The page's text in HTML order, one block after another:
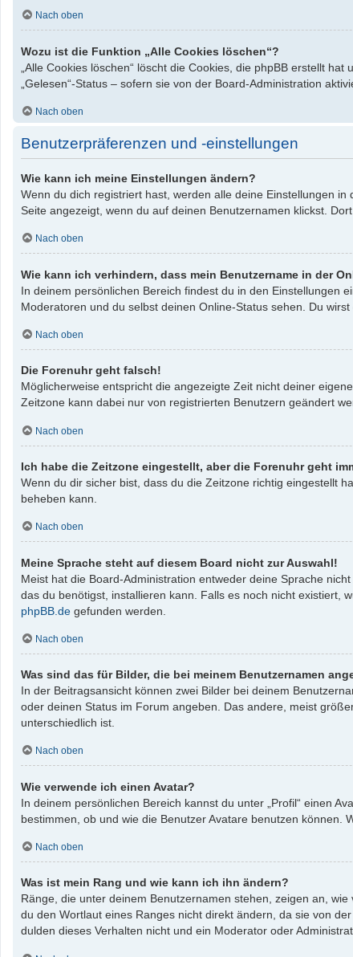
Nach oben
Wozu ist die Funktion „Alle Cookies löschen“?
„Alle Cookies löschen“ löscht die Cookies, die phpBB erstellt
„Gelesen“-Status – sofern sie von der Board-Administration
Nach oben
Benutzerpräferenzen und -einstellungen
Wie kann ich meine Einstellungen ändern?
Wenn du dich registriert hast, werden alle deine Einstellungen
Seite angezeigt, wenn du auf deinen Benutzernamen klickst.
Nach oben
Wie kann ich verhindern, dass mein Benutzername in der
In deinem persönlichen Bereich findest du in den Einstellungen
Moderatoren und du selbst deinen Online-Status sehen. Du
Nach oben
Die Forenuhr geht falsch!
Möglicherweise entspricht die angezeigte Zeit nicht deiner
Zeitzone kann dabei nur von registrierten Benutzern geändert
Nach oben
Ich habe die Zeitzone eingestellt, aber die Forenuhr geht
Wenn du dir sicher bist, dass du die Zeitzone richtig eingestellt
beheben kann.
Nach oben
Meine Sprache steht auf diesem Board nicht zur Auswahl!
Meist hat die Board-Administration entweder deine Sprache
das du benötigst, installieren kann. Falls es noch nicht existiert,
phpBB.de gefunden werden.
Nach oben
Was sind das für Bilder, die bei meinem Benutzernamen
In der Beitragsansicht können zwei Bilder bei deinem
oder deinen Status im Forum angeben. Das andere, meist
unterschiedlich ist.
Nach oben
Wie verwende ich einen Avatar?
In deinem persönlichen Bereich kannst du unter „Profil“ einen
bestimmen, ob und wie die Benutzer Avatare benutzen können.
Nach oben
Was ist mein Rang und wie kann ich ihn ändern?
Ränge, die unter deinem Benutzernamen stehen, zeigen an,
du den Wortlaut eines Ranges nicht direkt ändern, da sie von
dulden dieses Verhalten nicht und ein Moderator oder